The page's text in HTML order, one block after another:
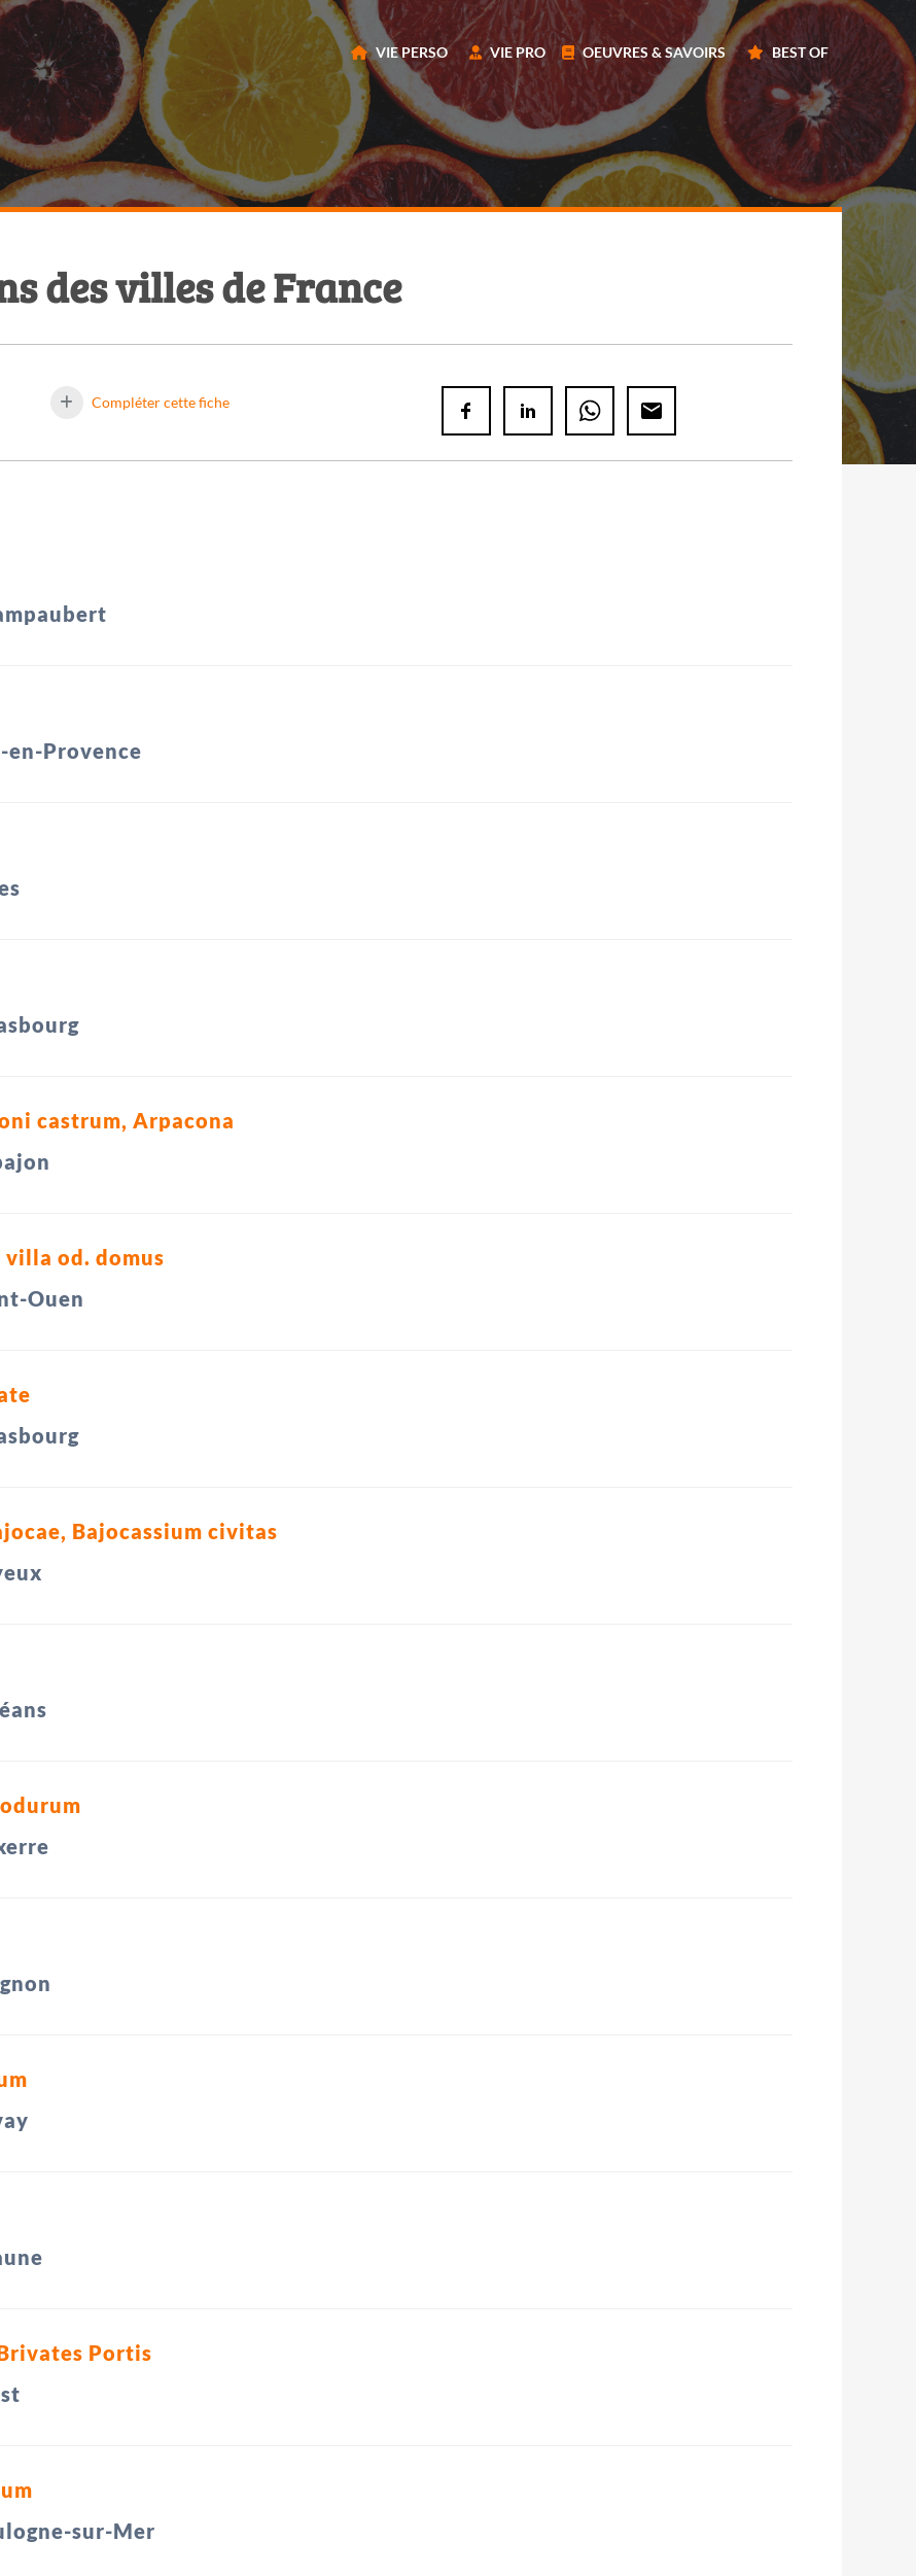
VIE PERSO VIE PRO OEUVRES & SAVOIRS BEST OF
des villes de France
Compléter cette fiche
en-Provence
castrum, Arpacona
villa od. domus
Ouen
Bajocassium civitas
Portis
sur-Mer